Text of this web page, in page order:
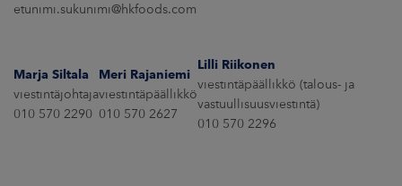
etunimi.sukunimi@hkfoods.com
Marja Siltala
viestintäjohtaja
010 570 2290
Meri Rajaniemi
viestintäpäällikkö
010 570 2627
Lilli Riikonen
viestintäpäällikkö (talous- ja
vastuullisuusviestintä)
010 570 2296